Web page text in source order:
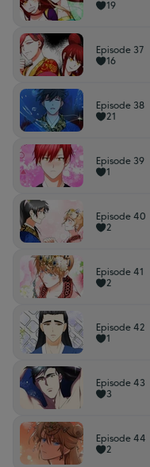
19
Episode 37
16
Episode 38
21
Episode 39
1
Episode 40
2
Episode 41
2
Episode 42
1
Episode 43
3
Episode 44
2